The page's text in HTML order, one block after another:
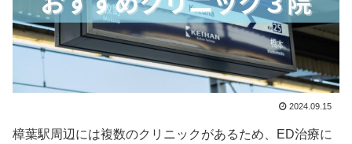
2024.09.15
樟葉駅周辺には複数のクリニックがあるため、ED治療に